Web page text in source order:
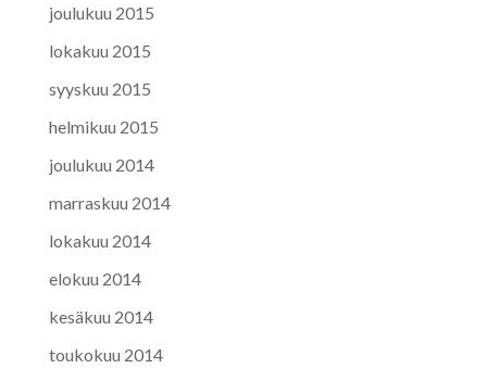
joulukuu 2015
lokakuu 2015
syyskuu 2015
helmikuu 2015
joulukuu 2014
marraskuu 2014
lokakuu 2014
elokuu 2014
kesäkuu 2014
toukokuu 2014